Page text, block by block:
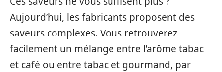
Aujourd’hui, les fabricants proposent des
saveurs complexes. Vous retrouverez
facilement un mélange entre l’arôme tabac
et café ou entre tabac et gourmand, par